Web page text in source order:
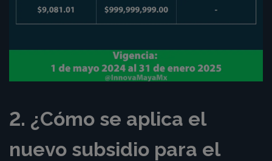
2. ¿Cómo se aplica el
nuevo subsidio para el